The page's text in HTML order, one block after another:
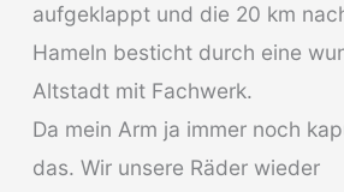
aufgeklappt und die 20 km
Hameln besticht durch eine
Altstadt mit Fachwerk.
Da mein Arm ja immer noch
das. Wir unsere Räder wieder